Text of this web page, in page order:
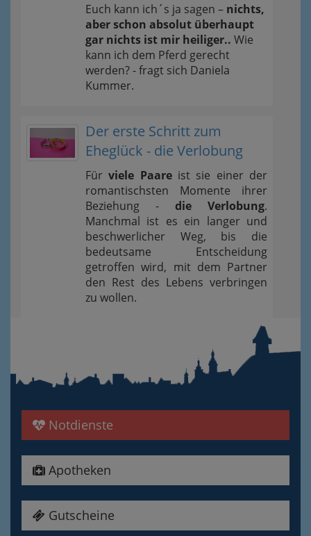
Euch kann ich´s ja sagen – nichts,
aber schon absolut überhaupt
gar nichts ist mir heiliger.. Wie
kann ich dem Pferd gerecht
werden? - fragt sich Daniela
Kummer.
Der erste Schritt zum
Eheglück - die Verlobung
Fürviele Paareist sie einer der
romantischsten Momente ihrer
Beziehung - die Verlobung.
Manchmal ist es ein langer und
beschwerlicher Weg, bis die
bedeutsame Entscheidung
getroffen wird, mit dem Partner
den Rest des Lebens verbringen
zu wollen.
Notdienste
Apotheken
Gutscheine